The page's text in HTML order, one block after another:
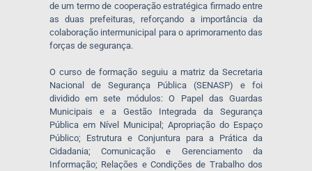
de um termo de cooperação estratégica firmado entre
as duas prefeituras, reforçando a importância da
colaboração intermunicipal para o aprimoramento das
forças de segurança.
O curso de formação seguiu a matriz da Secretaria
Nacional de Segurança Pública (SENASP) e foi
dividido em sete módulos: O Papel das Guardas
Municipais e a Gestão Integrada da Segurança
Pública em Nível Municipal; Apropriação do Espaço
Público; Estrutura e Conjuntura para a Prática da
Cidadania; Comunicação e Gerenciamento da
Informação; Relações e Condições de Trabalho dos